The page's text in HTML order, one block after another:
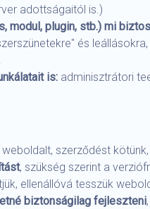
adottságaitól is.)
modul, plugin, stb.) mi
és leállásokra,
is: adminisztrátori
szerződést kötünk,
, szükség szerint a
ellenállóvá tesszük
biztonságilag fejleszteni